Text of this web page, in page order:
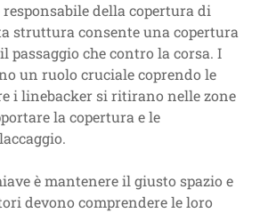
della copertura di
struttura consente una copertura
passaggio che contro la corsa. I
un ruolo cruciale coprendo le
i linebacker si ritirano nelle zone
la copertura e le
è mantenere il giusto spazio e
devono comprendere le loro